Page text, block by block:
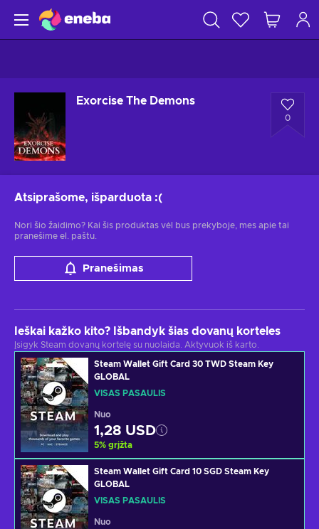
Exorcise The Demons
0
Atsiprašome, išparduota :(
Nori šio žaidimo? Kai šis produktas vėl bus prekyboje, mes apie tai
pranešime el. paštu.
Pranešimas
Ieškai kažko kito? Išbandyk šias dovanų korteles
Įsigyk Steam dovanų kortelę su nuolaida. Aktyvuok iš karto.
Steam Wallet Gift Card 30 TWD Steam Key
GLOBAL
VISAS PASAULIS
Nuo
1,28 USD
5% grįžta
Steam Wallet Gift Card 10 SGD Steam Key
GLOBAL
VISAS PASAULIS
Nuo